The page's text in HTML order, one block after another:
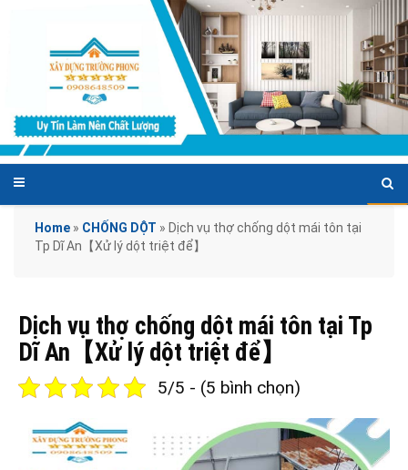
Home » CHỐNG DỘT » Dịch vụ thợ chống dột mái tôn tại
Tp Dĩ An【Xử lý dột triệt để】
Dịch vụ thợ chống dột mái tôn tại Tp
Dĩ An【Xử lý dột triệt để】
5/5 - (5 bình chọn)